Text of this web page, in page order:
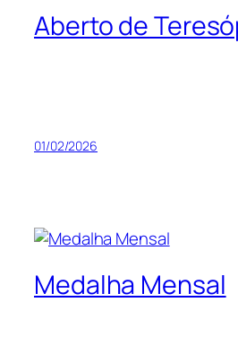
Aberto de
01/02/2026
Medalha Mensal